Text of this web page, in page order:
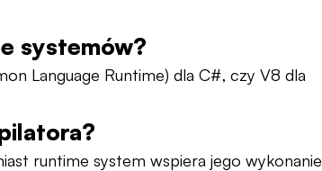
systemów?
Language Runtime) dla C#, czy V8 dla
runtime system wspiera jego wykonanie